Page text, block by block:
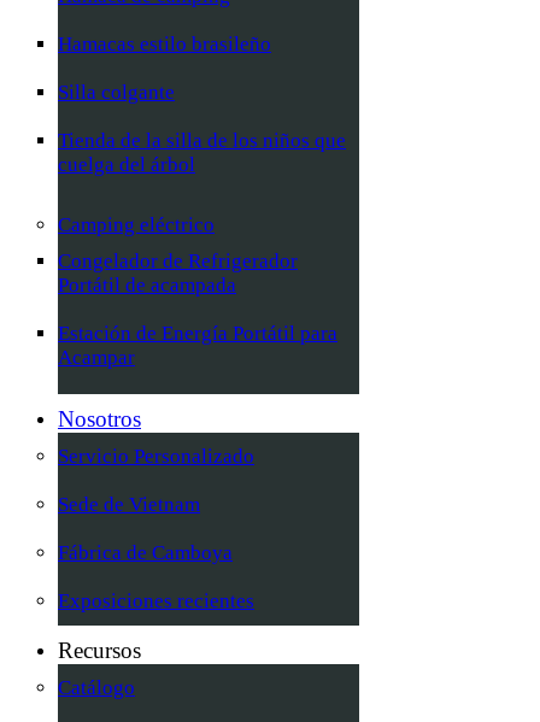
Hamacas estilo brasileño
Silla colgante
Tienda de la silla de los niños que
cuelga del árbol
Camping eléctrico
Congelador de Refrigerador
Portátil de acampada
Estación de Energía Portátil para
Acampar
Nosotros
Servicio Personalizado
Sede de Vietnam
Fábrica de Camboya
Exposiciones recientes
Recursos
Catálogo